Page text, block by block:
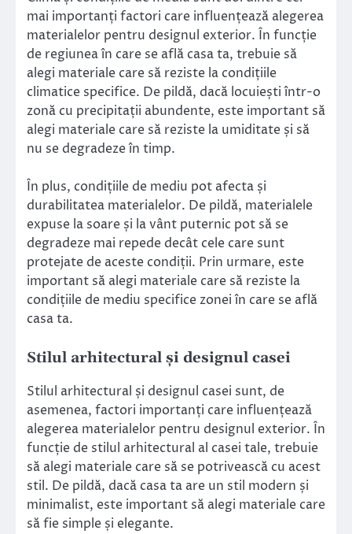
mai importanți factori care influențează alegerea
materialelor pentru designul exterior. În funcție
de regiunea în care se află casa ta, trebuie să
alegi materiale care să reziste la condițiile
climatice specifice. De pildă, dacă locuiești într-o
zonă cu precipitații abundente, este important să
alegi materiale care să reziste la umiditate și să
nu se degradeze în timp.
În plus, condițiile de mediu pot afecta și
durabilitatea materialelor. De pildă, materialele
expuse la soare și la vânt puternic pot să se
degradeze mai repede decât cele care sunt
protejate de aceste condiții. Prin urmare, este
important să alegi materiale care să reziste la
condițiile de mediu specifice zonei în care se află
casa ta.
Stilul arhitectural și designul casei
Stilul arhitectural și designul casei sunt, de
asemenea, factori importanți care influențează
alegerea materialelor pentru designul exterior. În
funcție de stilul arhitectural al casei tale, trebuie
să alegi materiale care să se potrivească cu acest
stil. De pildă, dacă casa ta are un stil modern și
minimalist, este important să alegi materiale care
să fie simple și elegante.